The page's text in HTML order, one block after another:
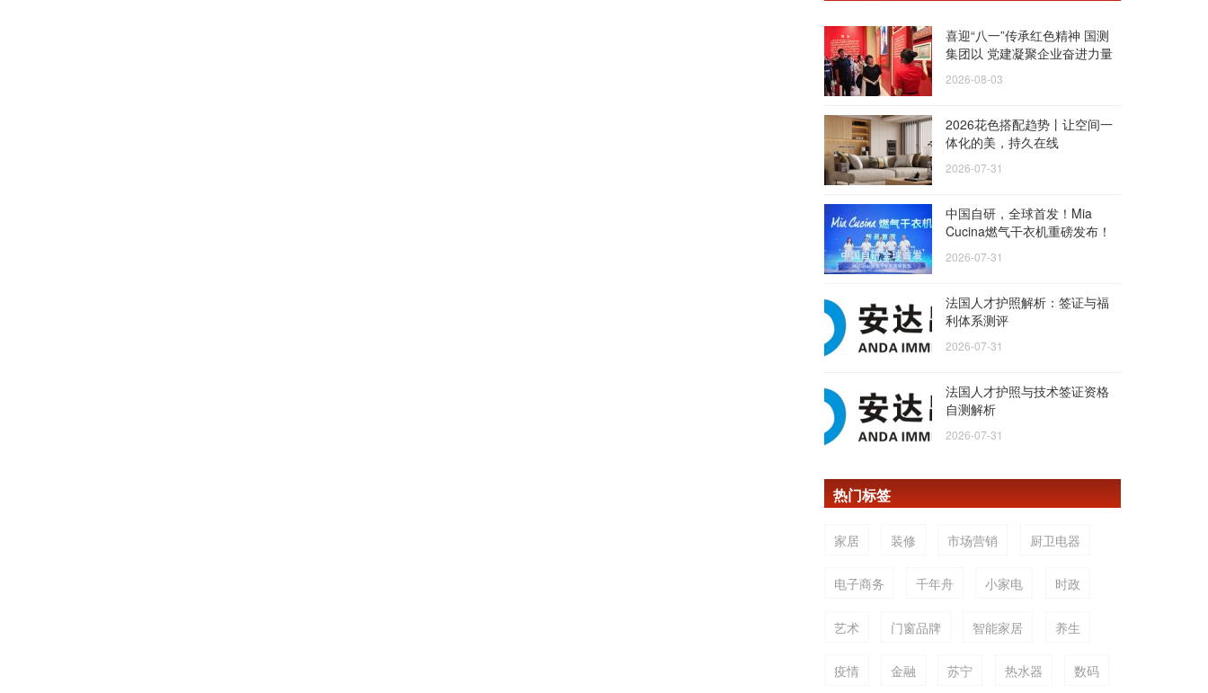
喜迎“八一”传承红色精神 国测
集团以 党建凝聚企业奋进力量
2026-08-03
2026花色搭配趋势丨让空间一
体化的美，持久在线
2026-07-31
中国自研，全球首发！Mia
Cucina燃气干衣机重磅发布！
2026-07-31
法国人才护照解析：签证与福
利体系测评
2026-07-31
法国人才护照与技术签证资格
自测解析
2026-07-31
热门标签
家居 装修 市场营销 厨卫电器
电子商务 千年舟 小家电 时政
艺术 门窗品牌 智能家居 养生
疫情 金融 苏宁 热水器 数码